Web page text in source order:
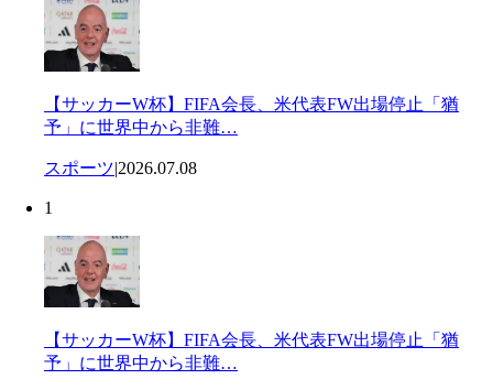
【サッカーW杯】FIFA会長、米代表FW出場停止「猶
予」に世界中から非難…
スポーツ|2026.07.08
1
【サッカーW杯】FIFA会長、米代表FW出場停止「猶
予」に世界中から非難…